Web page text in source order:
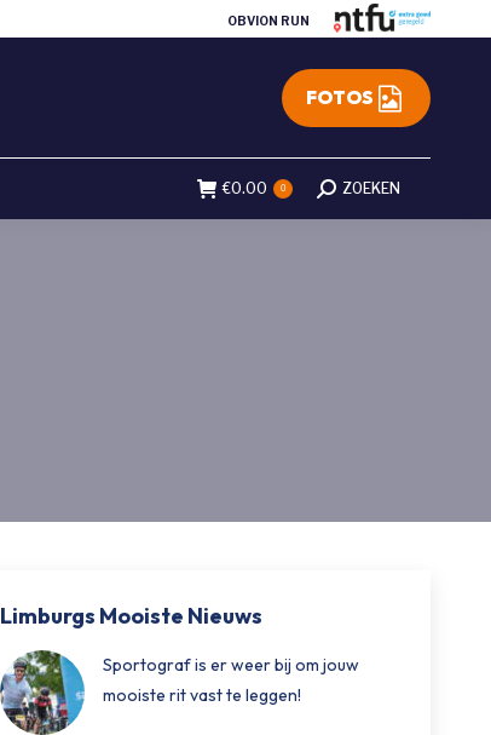
OBVION RUN
FOTOS
€0.00 0 Search:
ZOEKEN
Limburgs Mooiste Nieuws
Sportograf is er weer bij om jouw
mooiste rit vast te leggen!